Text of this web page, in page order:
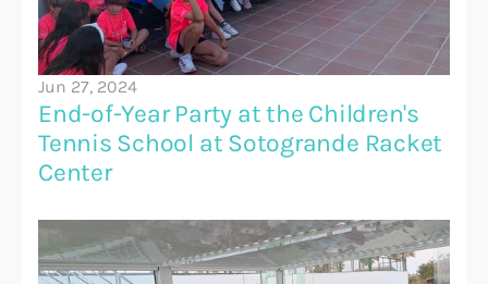
Jun 27, 2024
End-of-Year Party at the Children's
Tennis School at Sotogrande Racket
Center